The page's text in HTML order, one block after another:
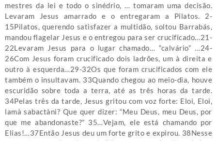
mestres da lei e todo o sinédrio, … tomaram uma decisão.
Levaram Jesus amarrado e o entregaram a Pilatos. 2-
15Pilatos, querendo satisfazer a multidão, soltou Barrabás,
mandou flagelar Jesus e o entregou para ser crucificado…21-
22Levaram Jesus para o lugar chamado… “calvário” …24-
26Com Jesus foram crucificado dois ladrões, um à direita e
outro à esquerda…29-32Os que foram crucificados com ele
também o insultavam. 33Quando chegou ao meio-dia, houve
escuridão sobre toda a terra, até as três horas da tarde.
34Pelas três da tarde, Jesus gritou com voz forte: Eloi, Eloi,
lamà sabactàni? Que quer dizer: “Meu Deus, meu Deus, por
que me abandonaste?” 35…Vejam, ele está chamando por
Elias!…37Então Jesus deu um forte grito e expirou. 38Nesse